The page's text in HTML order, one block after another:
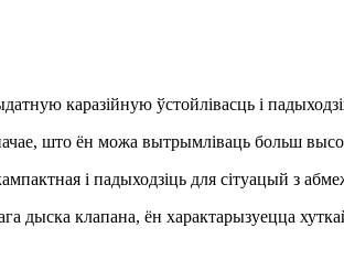
каразійную ўстойлівасць і
што ён можа вытрымліваць больш
і падыходзіць для сітуацый з
дыска клапана, ён характарызуецца